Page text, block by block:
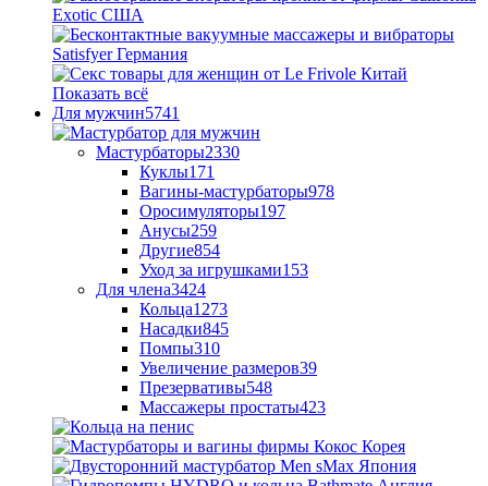
Показать всё
Для мужчин5741
Мастурбаторы2330
Куклы171
Вагины-мастурбаторы978
Оросимуляторы197
Анусы259
Другие854
Уход за игрушками153
Для члена3424
Кольца1273
Насадки845
Помпы310
Увеличение размеров39
Презервативы548
Массажеры простаты423